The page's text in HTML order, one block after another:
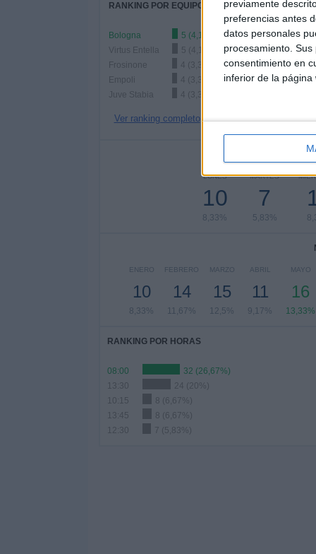
previamente
preferencias antes
datos personales
procesamiento.
consentimiento en
inferior de la página
RANKING POR EQUIPOS
Bologna
5 (4,17%)
Virtus Entella
5 (4,17%)
Frosinone
4 (3,33%)
Empoli
4 (3,33%)
Juve Stabia
4 (3,33%)
Ver ranking completo
Nº DE
LUNES
10
8,33%
MARTES
7
5,83%
ENERO
10
8,33%
FEBRERO
14
11,67%
MARZO
15
12,5%
ABRIL
11
9,17%
MAYO
16
13,33%
RANKING POR HORAS
08:00
32 (26,67%)
13:30
24 (20%)
10:15
8 (6,67%)
13:45
8 (6,67%)
12:30
7 (5,83%)